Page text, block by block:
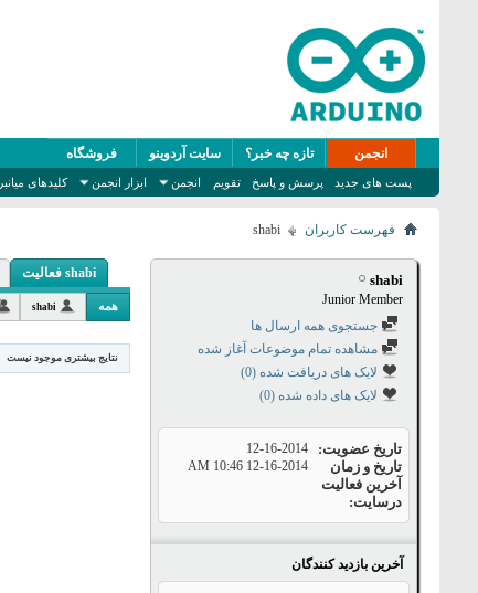
انجمن
پست های جدید پرسش و پاسخ تقویم انجمن ابزار انجمن کلیدهای میانبر
تازه چه خبر؟ سایت آردوینو فروشگاه
فهرست کاربران shabi
shabi
Junior Member
جستجوی همه ارسال ها
مشاهده تمام موضوعات آغاز شده
لایک های دریافت شده (0)
لایک های داده شده (0)
تاریخ عضویت 12-16-2014
تاریخ و زمان
آخرین فعالیت
درسایت
12-16-2014
10:46 AM
آخرین بازدید کنندگان
shabi فعالیت
همه shabi
نتایج بیشتری موجود نیست